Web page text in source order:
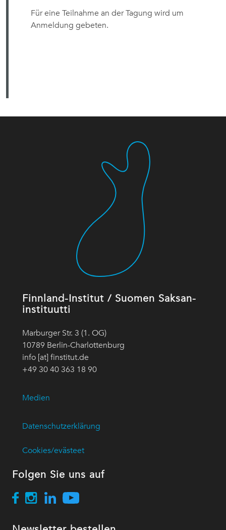
Für eine Teilnahme an der Tagung wird um
Anmeldung gebeten.
Finnland-Institut / Suomen Saksan-
instituutti
Marburger Str. 3 (1. OG)
10789 Berlin-Charlottenburg
info [at] finstitut.de
+49 30 40 363 18 90
Medien
Datenschutzerklärung
Cookies/evästeet
Folgen Sie uns auf